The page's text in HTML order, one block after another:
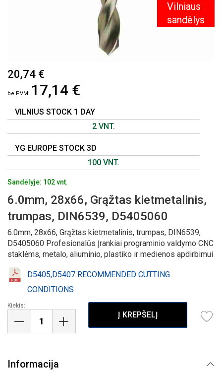
Vilniaus
sandėlys
Į
PAVEIKSLĖLIŲ
PRADŽIĄ
20,74 €
17,14 €
VILNIUS STOCK 1 DAY
2 VNT.
YG EUROPE STOCK 3D
100 VNT.
Sandėlyje: 102 vnt.
6.0mm, 28x66, Grąžtas kietmetalinis,
trumpas, DIN6539, D5405060
6.0mm, 28x66, Grąžtas kietmetalinis, trumpas, DIN6539,
D5405060 Profesionalūs Įrankiai programinio valdymo CNC
staklėms, metalo, aliuminio, plastiko ir medienos apdirbimui
D5405,D5407 RECOMMENDED CUTTING
CONDITIONS
Kiekis:
Į KREPŠELĮ
Informacija